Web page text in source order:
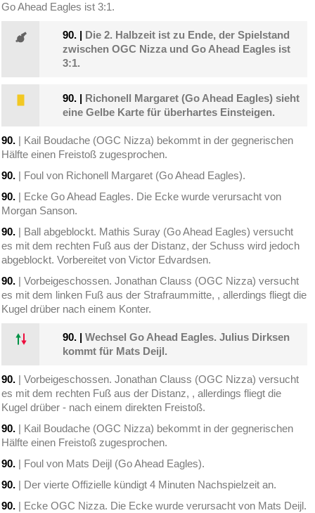
Go Ahead Eagles ist 3:1.
90. | Die 2. Halbzeit ist zu Ende, der Spielstand
zwischen OGC Nizza und Go Ahead Eagles ist
3:1.
90. | Richonell Margaret (Go Ahead Eagles) sieht
eine Gelbe Karte für überhartes Einsteigen.
90. | Kail Boudache (OGC Nizza) bekommt in der gegnerischen
Hälfte einen Freistoß zugesprochen.
90. | Foul von Richonell Margaret (Go Ahead Eagles).
90. | Ecke Go Ahead Eagles. Die Ecke wurde verursacht von
Morgan Sanson.
90. | Ball abgeblockt. Mathis Suray (Go Ahead Eagles) versucht
es mit dem rechten Fuß aus der Distanz, der Schuss wird jedoch
abgeblockt. Vorbereitet von Victor Edvardsen.
90. | Vorbeigeschossen. Jonathan Clauss (OGC Nizza) versucht
es mit dem linken Fuß aus der Strafraummitte, , allerdings fliegt die
Kugel drüber nach einem Konter.
90. |Wechsel Go Ahead Eagles. Julius Dirksen
kommt für Mats Deijl.
90. | Vorbeigeschossen. Jonathan Clauss (OGC Nizza) versucht
es mit dem rechten Fuß aus der Distanz, , allerdings fliegt die
Kugel drüber - nach einem direkten Freistoß.
90. | Kail Boudache (OGC Nizza) bekommt in der gegnerischen
Hälfte einen Freistoß zugesprochen.
90. | Foul von Mats Deijl (Go Ahead Eagles).
90. | Der vierte Offizielle kündigt 4 Minuten Nachspielzeit an.
90. | Ecke OGC Nizza. Die Ecke wurde verursacht von Mats Deijl.